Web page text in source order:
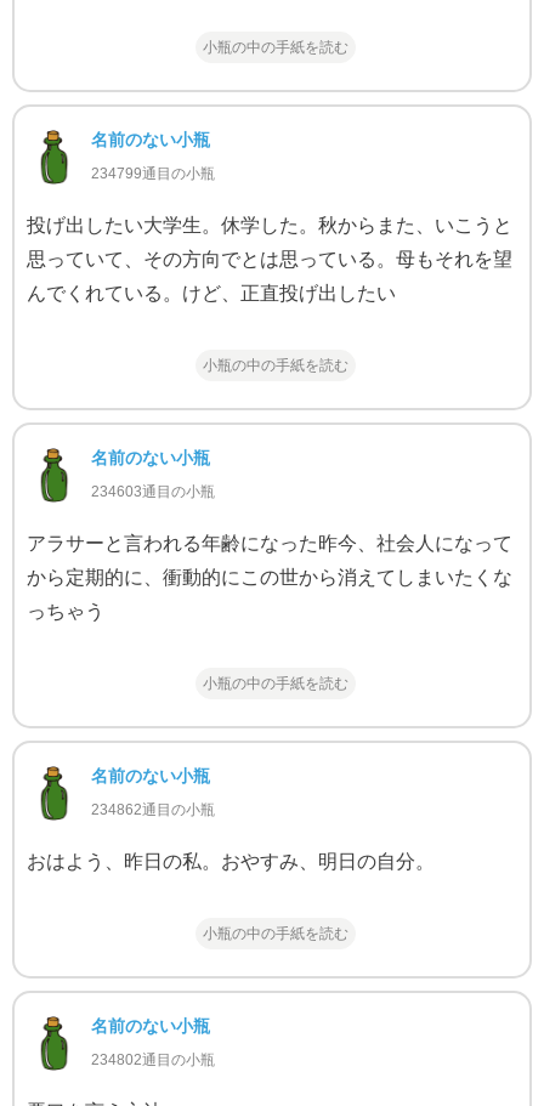
小瓶の中の手紙を読む
名前のない小瓶
234799通目の小瓶
投げ出したい大学生。休学した。秋からまた、いこうと
思っていて、その方向でとは思っている。母もそれを望
んでくれている。けど、正直投げ出したい
小瓶の中の手紙を読む
名前のない小瓶
234603通目の小瓶
アラサーと言われる年齢になった昨今、社会人になって
から定期的に、衝動的にこの世から消えてしまいたくな
っちゃう
小瓶の中の手紙を読む
名前のない小瓶
234862通目の小瓶
おはよう、昨日の私。おやすみ、明日の自分。
小瓶の中の手紙を読む
名前のない小瓶
234802通目の小瓶